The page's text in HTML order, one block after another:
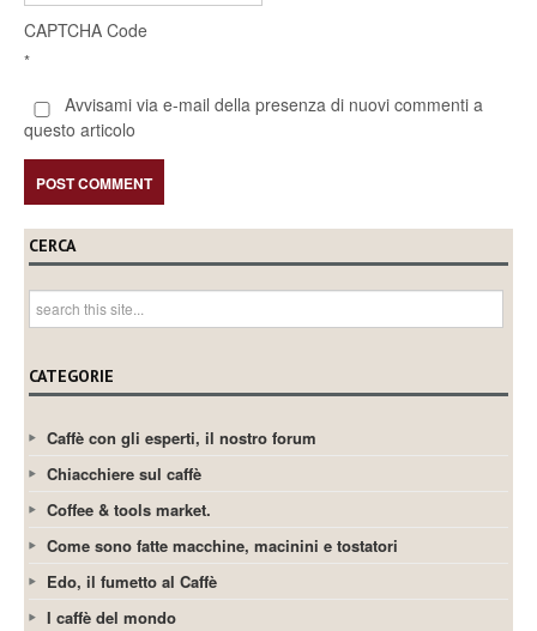
CAPTCHA Code
*
Avvisami via e-mail della presenza di nuovi commenti a
questo articolo
CERCA
CATEGORIE
Caffè con gli esperti, il nostro forum
Chiacchiere sul caffè
Coffee & tools market.
Come sono fatte macchine, macinini e tostatori
Edo, il fumetto al Caffè
I caffè del mondo